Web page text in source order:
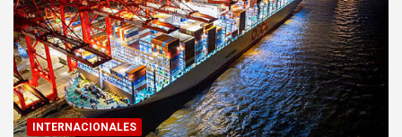
INTERNACIONALES